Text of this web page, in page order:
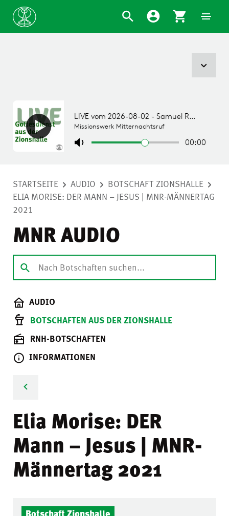
STARTSEITE AUDIO
BOTSCHAFT ZIONSHALLE
ELIA MORISE: DER MANN – JESUS | MNR-MÄNNERTAG
2021
MNR AUDIO
AUDIO
BOTSCHAFTEN AUS DER ZIONSHALLE
RNH-BOTSCHAFTEN
INFORMATIONEN
Elia Morise: DER
Mann – Jesus | MNR-
Männertag 2021
Botschaft Zionshalle